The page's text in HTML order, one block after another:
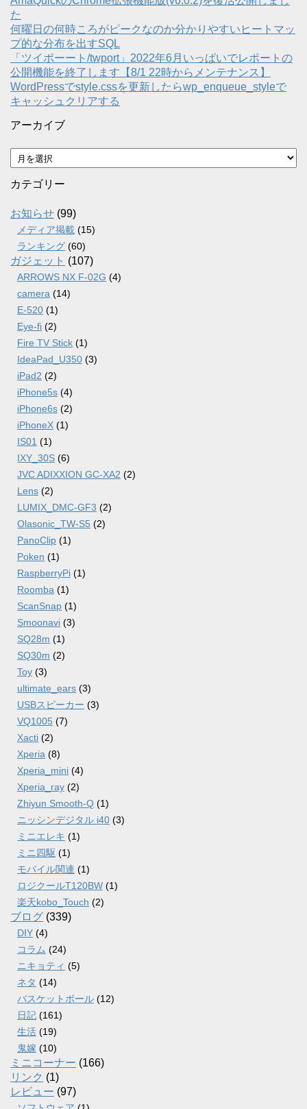
た
何曜日の何時ころがピークなのか分かりやすいヒートマッ
プ的な分布を出すSQL
「ツイポーート/twport」2022年6月いっぱいでレポートの
公開機能を終了します【8/1 22時からメンテナンス】
WordPressでstyle.cssを更新したらwp_enqueue_styleで
キャッシュクリアする
アーカイブ
ア
ー
カ
ブ
カテゴリー
お知らせ (99)
メディア掲載 (15)
ランキング (60)
ガジェット (107)
ARROWS NX F-02G (4)
camera (14)
E-520 (1)
Eye-fi (2)
Fire TV Stick (1)
IdeaPad_U350 (3)
iPad2 (2)
iPhone5s (4)
iPhone6s (2)
iPhoneX (1)
IS01 (1)
IXY_30S (6)
JVC ADIXXION GC-XA2 (2)
Lens (2)
LUMIX_DMC-GF3 (2)
Olasonic_TW-S5 (2)
PanoClip (1)
Poken (1)
RaspberryPi (1)
Roomba (1)
ScanSnap (1)
Smoonavi (3)
SQ28m (1)
SQ30m (2)
Toy (3)
ultimate_ears (3)
USBスピーカー (3)
VQ1005 (7)
Xacti (2)
Xperia (8)
Xperia_mini (4)
Xperia_ray (2)
Zhiyun Smooth-Q (1)
ニッシンデジタル i40 (3)
ミニエレキ (1)
ミニ四駆 (1)
モバイル関連 (1)
ロジクールT120BW (1)
楽天kobo_Touch (2)
ブログ (339)
DIY (4)
コラム (24)
ニキョティ (5)
ネタ (14)
バスケットボール (12)
日記 (161)
生活 (19)
鬼嫁 (10)
ミニコーナー (166)
リンク (1)
レビュー (97)